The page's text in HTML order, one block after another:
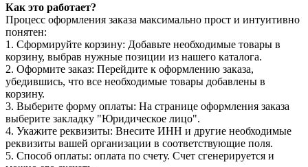
Как это работает?
Процесс оформления заказа максимально прост и интуитивно
понятен:
1. Сформируйте корзину: Добавьте необходимые товары в
корзину, выбрав нужные позиции из нашего каталога.
2. Оформите заказ: Перейдите к оформлению заказа,
убедившись, что все необходимые товары добавлены в
корзину.
3. Выберите форму оплаты: На странице оформления заказа
выберите закладку "Юридическое лицо".
4. Укажите реквизиты: Внесите ИНН и другие необходимые
реквизиты вашей организации в соответствующие поля.
5. Способ оплаты: оплата по счету. Счет сгенерируется и